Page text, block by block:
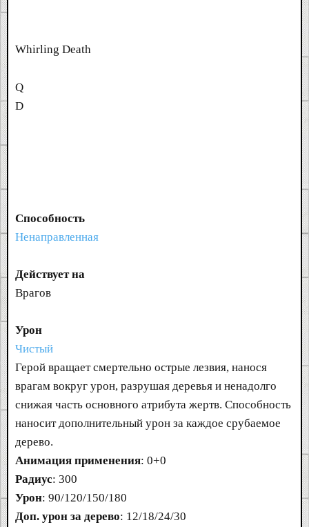
Whirling Death
Q
D
Способность
Ненаправленная
Действует на
Врагов
Урон
Чистый
Герой вращает смертельно острые лезвия, нанося
врагам вокруг урон, разрушая деревья и ненадолго
снижая часть основного атрибута жертв. Способность
наносит дополнительный урон за каждое срубаемое
дерево.
Анимация применения: 0+0
Радиус: 300
Урон: 90/120/150/180
Доп. урон за дерево: 12/18/24/30